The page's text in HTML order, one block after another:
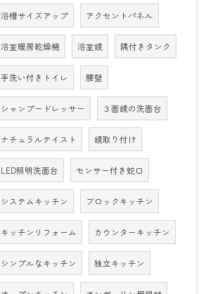
浴槽サイズアップ アクセントパネル
浴室暖房乾燥機 浴室鏡 隅付きタンク
手洗い付きトイレ 腰壁
シャンプードレッサー ３面鏡の洗面台
ナチュラルテイスト 鏡取り付け
LED照明洗面台 センサー付き蛇口
システムキッチン ブロックキッチン
キッチンリフォーム カウンターキッチン
シンプルなキッチン 独立キッチン